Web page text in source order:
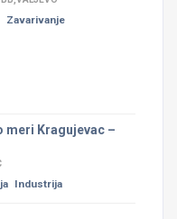
Zavarivanje
meri Kragujevac –
Industrija